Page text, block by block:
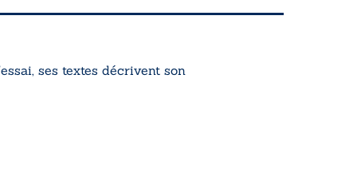
ses textes décrivent son